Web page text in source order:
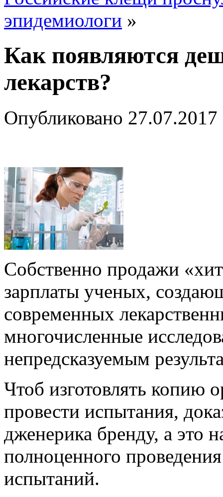
эпидемиологи »
Как появляются
лекарств?
Опубликовано 27.07.2017
Собственно продажи
зарплаты ученых,
современных
многочисленные
непредсказуемым
Чтоб изготовлять копию
провести испытания,
дженерика бренду, а это
полноценного
испытаний.